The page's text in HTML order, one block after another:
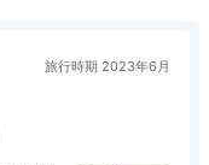
旅行時期 2023年6月